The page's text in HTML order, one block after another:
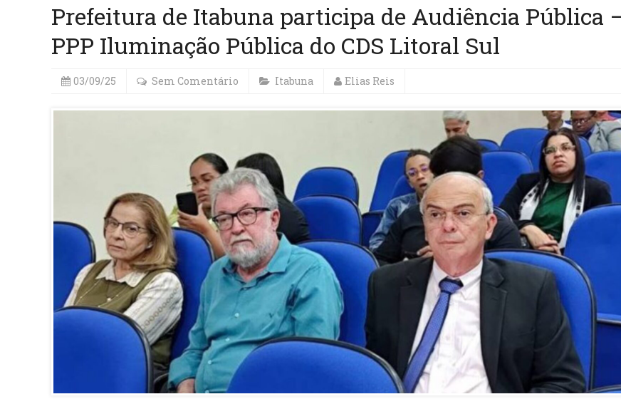
Prefeitura de Itabuna participa de Audiência Pública
PPP Iluminação Pública do CDS Litoral Sul
03/09/25 Sem Comentário Itabuna Elias Reis